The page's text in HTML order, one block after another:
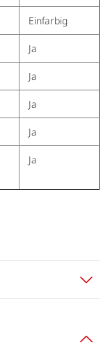
Einfarbig
Ja
Ja
Ja
Ja
Ja